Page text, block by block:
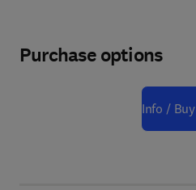
Purchase options
Info / Buy